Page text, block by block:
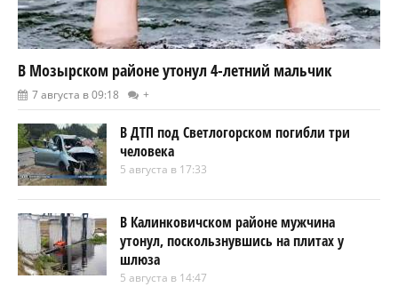
В Мозырском районе утонул 4-летний мальчик
7 августа в 09:18 +
В ДТП под Светлогорском погибли три
человека
5 августа в 17:33
В Калинковичском районе мужчина
утонул, поскользнувшись на плитах у
шлюза
5 августа в 14:47